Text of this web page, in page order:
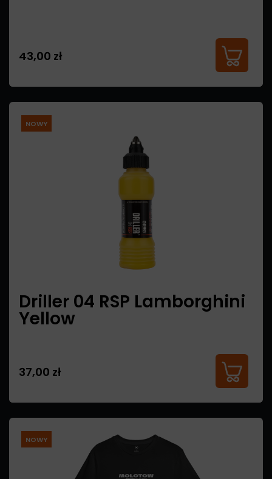
43,00 zł
Driller 04 RSP Lamborghini
Yellow
37,00 zł
NOWY
NOWY